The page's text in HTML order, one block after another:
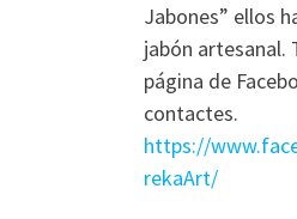
Jabones” ellos
jabón artesanal.
página de
contactes.
https://
rekaArt/